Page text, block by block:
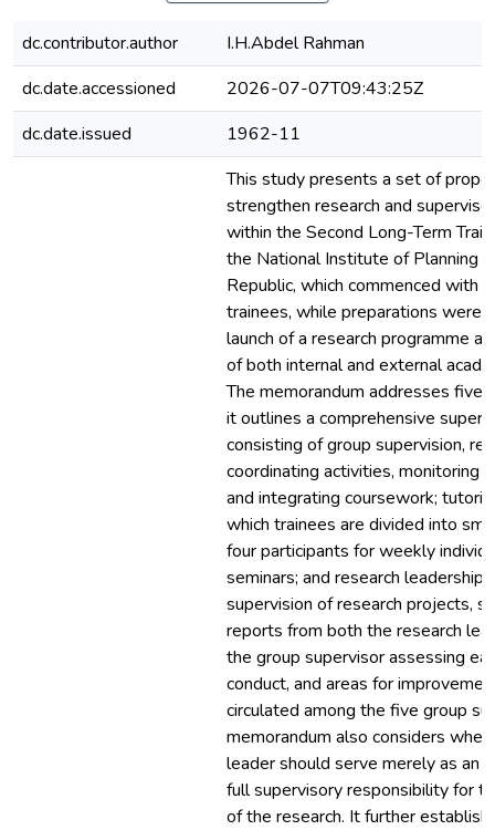
dc.contributor.author
I.H.Abdel Rahman
dc.date.accessioned
2026-07-07T09:43:25Z
dc.date.issued
1962-11
This study presents a set of
strengthen research and
within the Second Long-Term
the National Institute of Planning
Republic, which commenced with
trainees, while preparations were
launch of a research programme
of both internal and external
The memorandum addresses five
it outlines a comprehensive
consisting of group supervision,
coordinating activities, monitoring
and integrating coursework;
which trainees are divided into
four participants for weekly
seminars; and research
supervision of research projects,
reports from both the research
the group supervisor assessing
conduct, and areas for
circulated among the five group
memorandum also considers
leader should serve merely as an
full supervisory responsibility for
of the research. It further